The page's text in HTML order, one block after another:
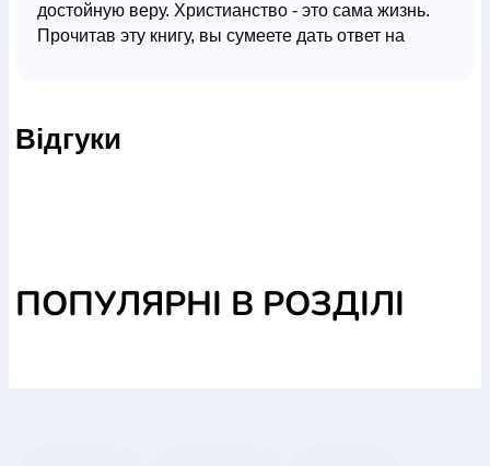
достойную веру. Христианство - это сама жизнь.
Прочитав эту книгу, вы сумеете дать ответ на
Відгуки
ПОПУЛЯРНІ В РОЗДІЛІ